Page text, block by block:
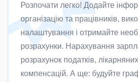
Розпочати легко! Додайте
організацію та працівників,
налаштування і отримайте
розрахунки. Нарахування
розрахунок податків,
компенсацій. А ще: будуйте